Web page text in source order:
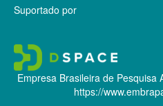
Suportado por
Empresa Brasileira de Pesquisa
https://